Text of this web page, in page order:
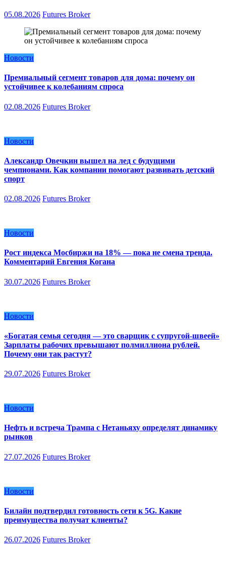
05.08.2026 Futures Broker
Новости
Премиальный сегмент товаров для дома: почему он
устойчивее к колебаниям спроса
02.08.2026 Futures Broker
Новости
Александр Овечкин вышел на лед с будущими
чемпионами. Как компании помогают развивать детский
спорт
02.08.2026 Futures Broker
Новости
Рост индекса Мосбиржи на 18% — пока не смена тренда.
Комментарий Евгения Когана
30.07.2026 Futures Broker
Новости
«Богатая семья сегодня — это сварщик с супругой-швеей»
Зарплаты рабочих превышают полмиллиона рублей.
Почему они так растут?
29.07.2026 Futures Broker
Новости
Нефть и встреча Трампа с Нетаньяху определят динамику
рынков
27.07.2026 Futures Broker
Новости
Билайн подтвердил готовность сети к 5G. Какие
преимущества получат клиенты?
26.07.2026 Futures Broker